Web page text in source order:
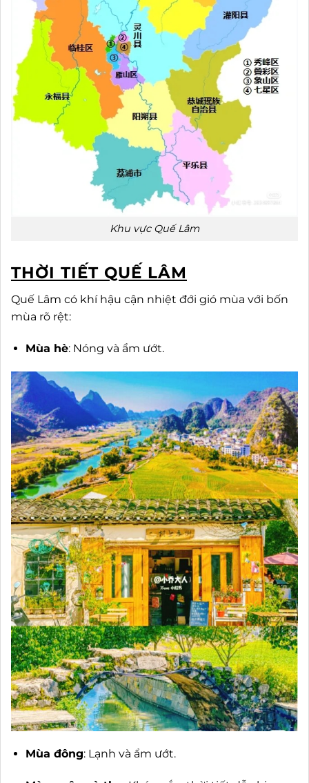
Khu vực Quế Lâm
THỜI TIẾT QUẾ LÂM
Quế Lâm có khí hậu cận nhiệt đới gió mùa với bốn
mùa rõ rệt:
Mùa hè: Nóng và ẩm ướt.
Mùa đông: Lạnh và ẩm ướt.